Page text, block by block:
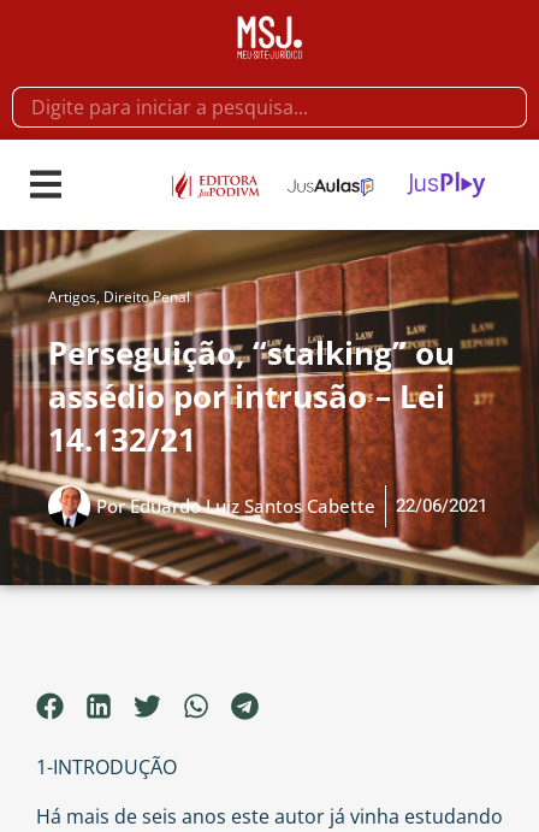
Artigos,Direito Penal
Perseguição, “stalking” ou
assédio por intrusão – Lei
14.132/21
PorEduardo Luiz Santos Cabette 22/06/2021
1-INTRODUÇÃO
Há mais de seis anos este autor já vinha estudando